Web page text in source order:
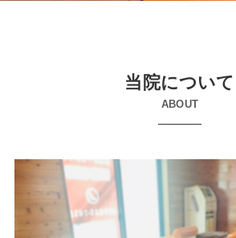
当院について
ABOUT